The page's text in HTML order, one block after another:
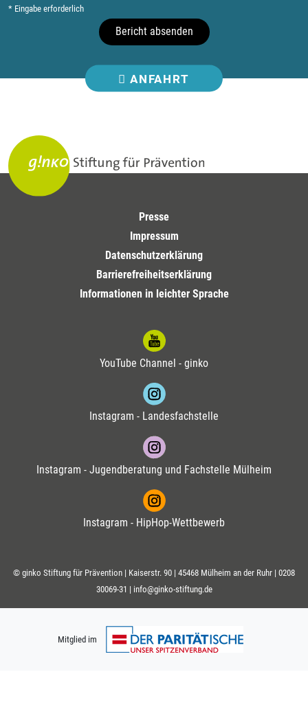
* Eingabe erforderlich
Bericht absenden
ANFAHRT
Presse
Impressum
Datenschutzerklärung
Barrierefreiheitserklärung
Informationen in leichter Sprache
YouTube Channel - ginko
Instagram - Landesfachstelle
Instagram - Jugendberatung und Fachstelle Mülheim
Instagram - HipHop-Wettbewerb
© ginko Stiftung für Prävention | Kaiserstr. 90 | 45468 Mülheim an der Ruhr | 0208
30069-31 | info@ginko-stiftung.de
Mitglied im